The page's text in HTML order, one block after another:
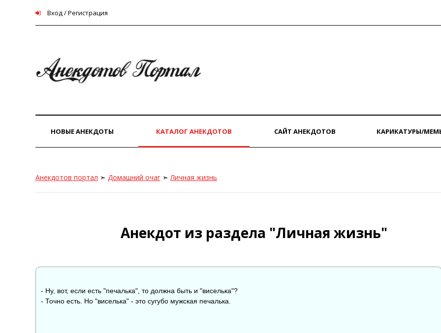
Вход / Регистрация
НОВЫЕ АНЕКДОТЫ КАТАЛОГ АНЕКДОТОВ САЙТ АНЕКДОТОВ КАРИКАТУРЫ/
Анекдотов портал ➣ Домашний очаг ➣Личная жизнь
Анекдот из раздела "Личная жизнь"
- Ну, вот, если есть "печалька", то должна быть и "виселька"?
- Точно есть. Но "виселька" - это сугубо мужская печалька.